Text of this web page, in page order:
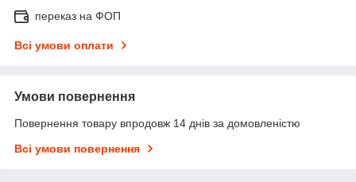
переказ на ФОП
Всі умови оплати
Умови повернення
Повернення товару впродовж 14 днів за домовленістю
Всі умови повернення